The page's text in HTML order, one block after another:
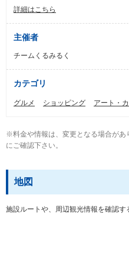
詳細はこちら
主催者
チームくるみるく
カテゴリ
グルメ ショッピング アート・
※料金や情報は、変更となる場合があ
にご確認下さい。
地図
施設ルートや、周辺観光情報を確認す